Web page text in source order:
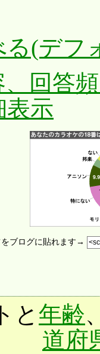
る(デフ
、回答
表示
ブログに貼れます→
と 年齢
道府